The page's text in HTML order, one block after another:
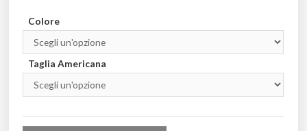
Colore
Taglia Americana